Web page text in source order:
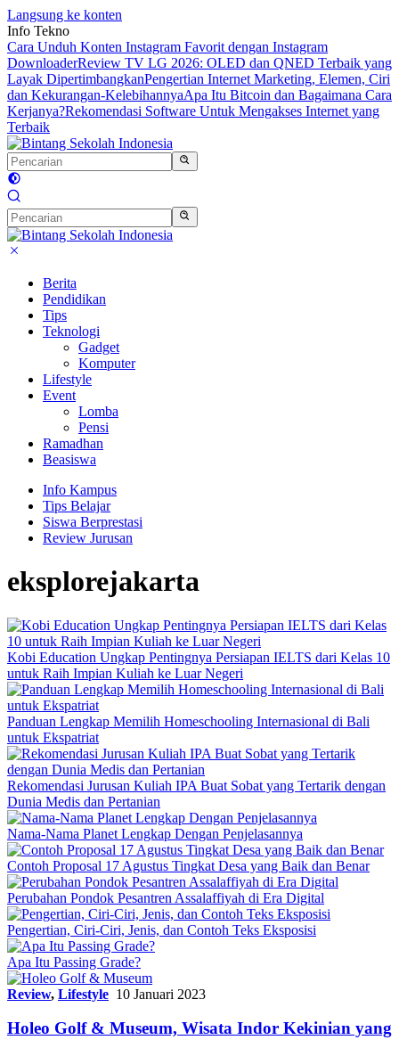
Langsung ke konten
Info Tekno
Cara Unduh Konten Instagram Favorit dengan Instagram
DownloaderReview TV LG 2026: OLED dan QNED Terbaik yang
Layak DipertimbangkanPengertian Internet Marketing, Elemen, Ciri
dan Kekurangan-KelebihannyaApa Itu Bitcoin dan Bagaimana Cara
Kerjanya?Rekomendasi Software Untuk Mengakses Internet yang
Terbaik
Berita
Pendidikan
Tips
Teknologi
Gadget
Komputer
Lifestyle
Event
Lomba
Pensi
Ramadhan
Beasiswa
Info Kampus
Tips Belajar
Siswa Berprestasi
Review Jurusan
eksplorejakarta
Kobi Education Ungkap Pentingnya Persiapan IELTS dari Kelas 10
untuk Raih Impian Kuliah ke Luar Negeri
Panduan Lengkap Memilih Homeschooling Internasional di Bali
untuk Ekspatriat
Rekomendasi Jurusan Kuliah IPA Buat Sobat yang Tertarik dengan
Dunia Medis dan Pertanian
Nama-Nama Planet Lengkap Dengan Penjelasannya
Contoh Proposal 17 Agustus Tingkat Desa yang Baik dan Benar
Perubahan Pondok Pesantren Assalaffiyah di Era Digital
Pengertian, Ciri-Ciri, Jenis, dan Contoh Teks Eksposisi
Apa Itu Passing Grade?
Review, Lifestyle 10 Januari 2023
Holeo Golf & Museum, Wisata Indor Kekinian yang